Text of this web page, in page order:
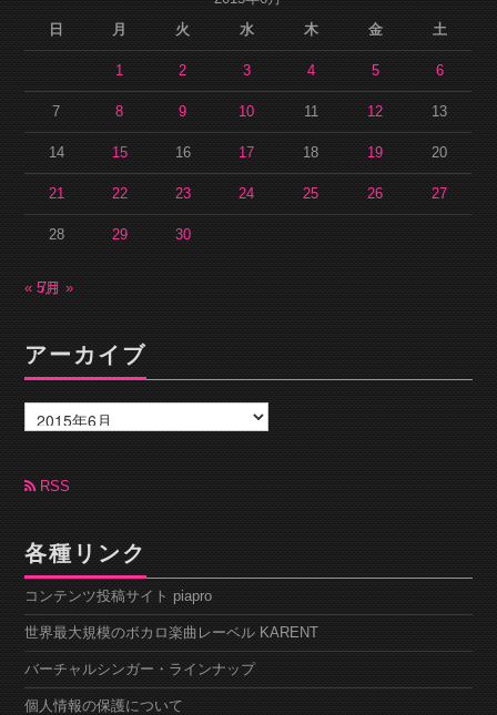
日
月 火 水 木 金 土
1 2 3 4 5 6
7 8 9 10 11 12 13
14 15 16 17 18 19 20
21 22 23 24 25 26 27
28 29 30
« 5月7月 »
アーカイブ
ー
カ
ブ RSS
各種リンク
コンテンツ投稿サイト piapro
世界最大規模のボカロ楽曲レーベル KARENT
バーチャルシンガー・ラインナップ
個人情報の保護について